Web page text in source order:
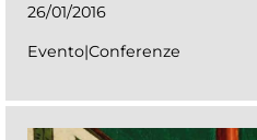
26/01/2016
Evento|Conferenze